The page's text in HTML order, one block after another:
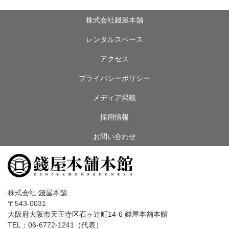
株式会社錢屋本舗
レンタルスペース
アクセス
プライバシーポリシー
メディア掲載
採用情報
お問い合わせ
株式会社 錢屋本舗
〒543-0031
大阪府大阪市天王寺区石ヶ辻町14-6 錢屋本舗本館
TEL：06-6772-1241（代表）